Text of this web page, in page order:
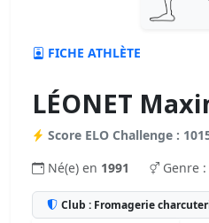
FICHE ATHLÈTE
LÉONET
Score ELO Challenge :
Né(e) en 1991 Genre :
Club : Fromagerie